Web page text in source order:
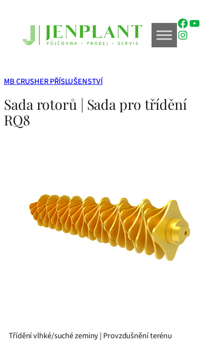
MB CRUSHER PŘÍSLUŠENSTVÍ
Sada rotorů | Sada pro třídění
RQ8
Třídění vlhké/suché zeminy | Provzdušnění terénu